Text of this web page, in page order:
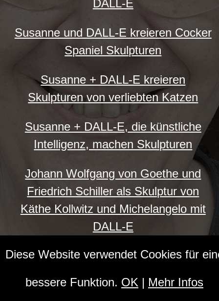
DALL-E
Susanne und DALL-E kreieren Cocker
Spaniel Skulpturen
Susanne + DALL-E kreieren
Skulpturen von verliebten Katzen
Susanne + DALL-E, die künstliche
Intelligenz, machen Skulpturen
Johann Wolfgang von Goethe und
Friedrich Schiller als Skulptur von
Käthe Kollwitz und Michelangelo mit
DALL-E
Simone de Beauvoir und Jean Paul
Diese Website verwendet Cookies für
bessere Funktion. OK | Mehr Infos